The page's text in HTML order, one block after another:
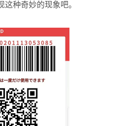
种奇妙的现象吧。